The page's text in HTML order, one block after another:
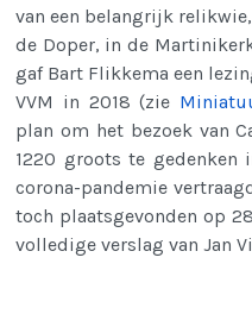
van een belangrijk
de Doper, in de
gaf Bart Flikkema een
VVM in 2018 (zie
plan om het bezoek van
1220 groots te
corona-pandemie
toch plaatsgevonden op
volledige verslag van Jan